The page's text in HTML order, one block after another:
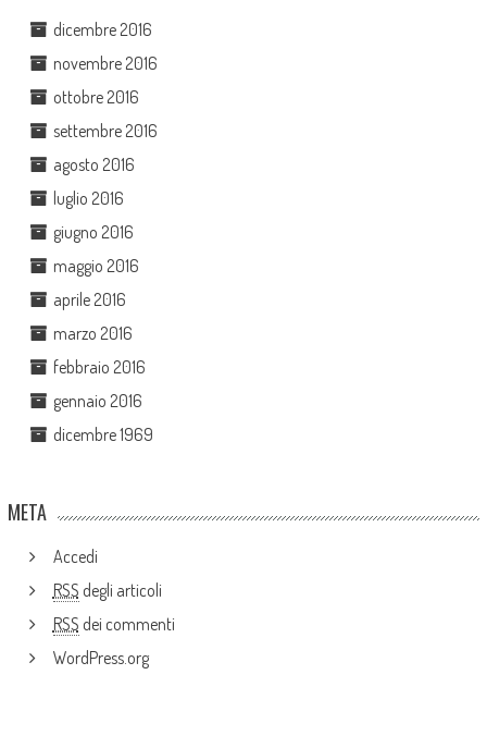
dicembre 2016
novembre 2016
ottobre 2016
settembre 2016
agosto 2016
luglio 2016
giugno 2016
maggio 2016
aprile 2016
marzo 2016
febbraio 2016
gennaio 2016
dicembre 1969
META
Accedi
RSS degli articoli
RSS dei commenti
WordPress.org